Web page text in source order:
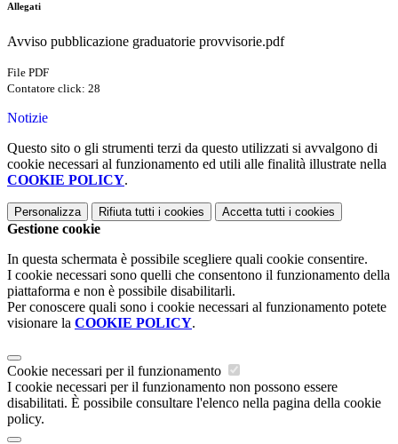
Allegati
Avviso pubblicazione graduatorie provvisorie.pdf
File PDF
Contatore click: 28
Notizie
Questo sito o gli strumenti terzi da questo utilizzati si avvalgono di
cookie necessari al funzionamento ed utili alle finalità illustrate nella
COOKIE POLICY.
Personalizza Rifiuta tutti i cookies Accetta tutti i cookies
Gestione cookie
In questa schermata è possibile scegliere quali cookie consentire.
I cookie necessari sono quelli che consentono il funzionamento della
piattaforma e non è possibile disabilitarli.
Per conoscere quali sono i cookie necessari al funzionamento potete
visionare la COOKIE POLICY.
Cookie necessari per il funzionamento
I cookie necessari per il funzionamento non possono essere
disabilitati. È possibile consultare l'elenco nella pagina della cookie
policy.